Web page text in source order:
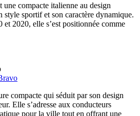
compacte italienne au design
style sportif et son caractère dynamique.
et 2020, elle s’est positionnée comme
compacte qui séduit par son design
Elle s’adresse aux conducteurs
pour la ville tout en offrant une